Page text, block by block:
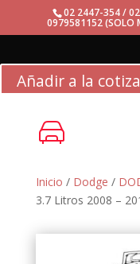
02 2447-354 /
0979581152 (SOLO
Añadir a la
Inicio / Dodge /
3.7 Litros 2008 –